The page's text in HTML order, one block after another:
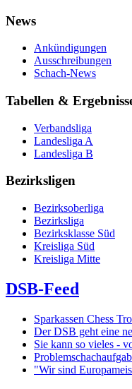
News
Ankündigungen
Ausschreibungen
Schach-News
Tabellen &
Verbandsliga
Landesliga A
Landesliga B
Bezirksligen
Bezirksoberliga
Bezirksliga
Bezirksklasse Süd
Kreisliga Süd
Kreisliga Mitte
DSB-Feed
Sparkassen Chess
Der DSB geht eine
Sie kann so vieles -
"Wir sind